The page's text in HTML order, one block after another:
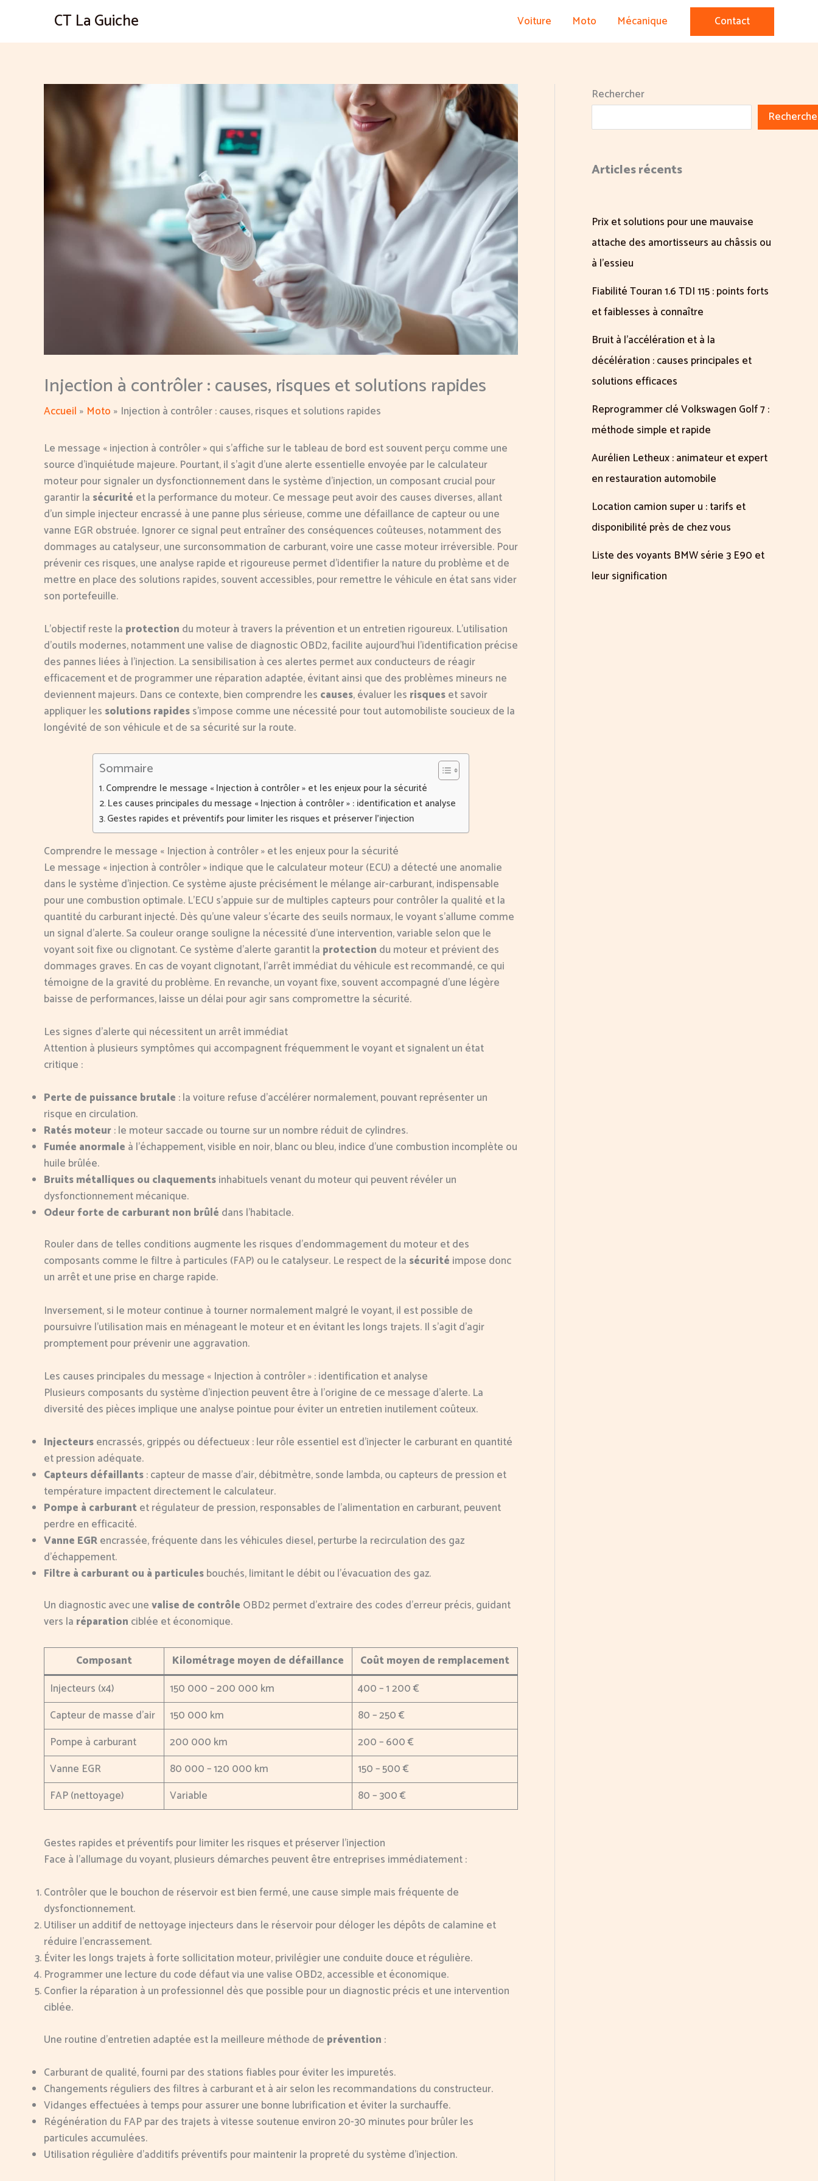
contenu
CT La Guiche Voiture Moto Mécanique Contact
Injection à contrôler : causes, risques et solutions rapides
Accueil Moto Injection à contrôler : causes, risques et solutions rapides
Le message « injection à contrôler » qui s’affiche sur le tableau de bord est souvent perçu comme une
source d’inquiétude majeure. Pourtant, il s’agit d’une alerte essentielle envoyée par le calculateur
moteur pour signaler un dysfonctionnement dans le système d’injection, un composant crucial pour
garantir la sécurité et la performance du moteur. Ce message peut avoir des causes diverses, allant
d’un simple injecteur encrassé à une panne plus sérieuse, comme une défaillance de capteur ou une
vanne EGR obstruée. Ignorer ce signal peut entraîner des conséquences coûteuses, notamment des
dommages au catalyseur, une surconsommation de carburant, voire une casse moteur irréversible. Pour
prévenir ces risques, une analyse rapide et rigoureuse permet d’identifier la nature du problème et de
mettre en place des solutions rapides, souvent accessibles, pour remettre le véhicule en état sans vider
son portefeuille.
L’objectif reste la protection du moteur à travers la prévention et un entretien rigoureux. L’utilisation
d’outils modernes, notamment une valise de diagnostic OBD2, facilite aujourd’hui l’identification précise
des pannes liées à l’injection. La sensibilisation à ces alertes permet aux conducteurs de réagir
efficacement et de programmer une réparation adaptée, évitant ainsi que des problèmes mineurs ne
deviennent majeurs. Dans ce contexte, bien comprendre les causes, évaluer les risqueset savoir
appliquer les solutions rapidess’impose comme une nécessité pour tout automobiliste soucieux de la
longévité de son véhicule et de sa sécurité sur la route.
Sommaire
Comprendre le message « Injection à contrôler » et les enjeux pour la sécurité
Les causes principales du message « Injection à contrôler » : identification et analyse
Gestes rapides et préventifs pour limiter les risques et préserver l’injection
Comprendre le message « Injection à contrôler » et les enjeux pour la sécurité
Le message « injection à contrôler » indique que le calculateur moteur (ECU) a détecté une anomalie
dans le système d’injection. Ce système ajuste précisément le mélange air-carburant, indispensable
pour une combustion optimale. L’ECU s’appuie sur de multiples capteurs pour contrôler la qualité et la
quantité du carburant injecté. Dès qu’une valeur s’écarte des seuils normaux, le voyant s’allume comme
un signal d’alerte. Sa couleur orange souligne la nécessité d’une intervention, variable selon que le
voyant soit fixe ou clignotant. Ce système d’alerte garantit la protection du moteur et prévient des
dommages graves. En cas de voyant clignotant, l’arrêt immédiat du véhicule est recommandé, ce qui
témoigne de la gravité du problème. En revanche, un voyant fixe, souvent accompagné d’une légère
baisse de performances, laisse un délai pour agir sans compromettre la sécurité.
Les signes d’alerte qui nécessitent un arrêt immédiat
Attention à plusieurs symptômes qui accompagnent fréquemment le voyant et signalent un état
critique :
Perte de puissance brutale : la voiture refuse d’accélérer normalement, pouvant représenter un
risque en circulation.
Ratés moteur: le moteur saccade ou tourne sur un nombre réduit de cylindres.
Fumée anormale à l’échappement, visible en noir, blanc ou bleu, indice d’une combustion incomplète ou
huile brûlée.
Bruits métalliques ou claquementsinhabituels venant du moteur qui peuvent révéler un
dysfonctionnement mécanique.
Odeur forte de carburant non brûlé dans l’habitacle.
Rouler dans de telles conditions augmente les risques d’endommagement du moteur et des
composants comme le filtre à particules (FAP) ou le catalyseur. Le respect de la sécurité impose donc
un arrêt et une prise en charge rapide.
Inversement, si le moteur continue à tourner normalement malgré le voyant, il est possible de
poursuivre l’utilisation mais en ménageant le moteur et en évitant les longs trajets. Il s’agit d’agir
promptement pour prévenir une aggravation.
Les causes principales du message « Injection à contrôler » : identification et analyse
Plusieurs composants du système d’injection peuvent être à l’origine de ce message d’alerte. La
diversité des pièces implique une analyse pointue pour éviter un entretien inutilement coûteux.
Injecteursencrassés, grippés ou défectueux : leur rôle essentiel est d’injecter le carburant en quantité
et pression adéquate.
Capteurs défaillants: capteur de masse d’air, débitmètre, sonde lambda, ou capteurs de pression et
température impactent directement le calculateur.
Pompe à carburantet régulateur de pression, responsables de l’alimentation en carburant, peuvent
perdre en efficacité.
Vanne EGRencrassée, fréquente dans les véhicules diesel, perturbe la recirculation des gaz
d’échappement.
Filtre à carburant ou à particulesbouchés, limitant le débit ou l’évacuation des gaz.
Un diagnostic avec unevalise de contrôle OBD2 permet d’extraire des codes d’erreur précis, guidant
vers la réparation ciblée et économique.
Composant Kilométrage moyen de défaillance
Coût moyen de remplacement
Injecteurs (x4)
150 000 – 200 000 km
400 – 1 200 €
Capteur de masse d’air
150 000 km
80 – 250 €
Pompe à carburant
200 000 km
200 – 600 €
Vanne EGR
80 000 – 120 000 km
150 – 500 €
FAP (nettoyage)
Variable 80 – 300 €
Gestes rapides et préventifs pour limiter les risques et préserver l’injection
Face à l’allumage du voyant, plusieurs démarches peuvent être entreprises immédiatement :
Contrôler que le bouchon de réservoir est bien fermé, une cause simple mais fréquente de
dysfonctionnement.
Utiliser un additif de nettoyage injecteurs dans le réservoir pour déloger les dépôts de calamine et
réduire l’encrassement.
Éviter les longs trajets à forte sollicitation moteur, privilégier une conduite douce et régulière.
Programmer une lecture du code défaut via une valise OBD2, accessible et économique.
Confier la réparation à un professionnel dès que possible pour un diagnostic précis et une intervention
ciblée.
Une routine d’entretien adaptée est la meilleure méthode de prévention :
Carburant de qualité, fourni par des stations fiables pour éviter les impuretés.
Changements réguliers des filtres à carburant et à air selon les recommandations du constructeur.
Vidanges effectuées à temps pour assurer une bonne lubrification et éviter la surchauffe.
Régénération du FAP par des trajets à vitesse soutenue environ 20-30 minutes pour brûler les
particules accumulées.
Utilisation régulière d’additifs préventifs pour maintenir la propreté du système d’injection.
Rechercher
Articles récents
Prix et solutions pour une mauvaise
attache des amortisseurs au châssis ou
à l’essieu
Fiabilité Touran 1.6 TDI 115 : points forts
et faiblesses à connaître
Bruit à l’accélération et à la
décélération : causes principales et
solutions efficaces
Reprogrammer clé Volkswagen Golf 7 :
méthode simple et rapide
Aurélien Letheux : animateur et expert
en restauration automobile
Location camion super u : tarifs et
disponibilité près de chez vous
Liste des voyants BMW série 3 E90 et
leur signification